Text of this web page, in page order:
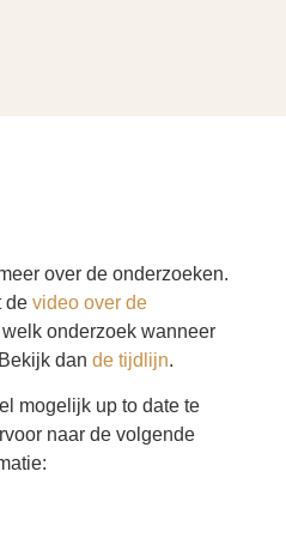
over de onderzoeken.
devideo over de
onderzoek wanneer
dande tijdlijn.
mogelijk up to date te
naar de volgende